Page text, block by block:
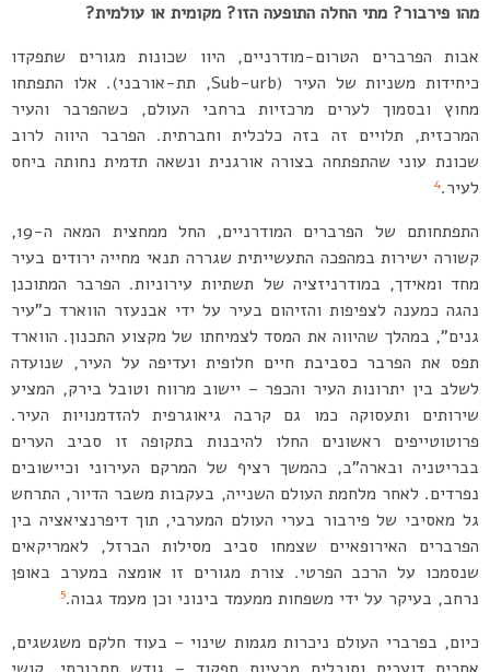
מהו פירבור? מתי החלה התופעה הזו? מקומית או עולמית?
אבות הפרברים הטרום-מודרניים, היוו שכונות מגורים שתפקדו
כיחידות משניות של העיר (Sub-urb, תת-אורבני). אלו התפתחו
מחוץ ובסמוך לערים מרכזיות ברחבי העולם, כשהפרבר והעיר
המרכזית, תלויים זה בזה כלכלית וחברתית. הפרבר היווה לרוב
שכונת עוני שהתפתחה בצורה אורגנית ונשאה תדמית נחותה ביחס
לעיר.4
התפתחותם של הפרברים המודרניים, החל ממחצית המאה ה-19,
קשורה ישירות במהפכה התעשייתית שגררה תנאי מחייה ירודים בעיר
מחד ומאידך, במודרניזציה של תשתיות עירוניות. הפרבר המתוכנן
נהגה כמענה לצפיפות והזיהום בעיר על ידי אבנעזר הווארד כ”עיר
גנים”, במהלך שהיווה את המסד לצמיחתו של מקצוע התכנון. הווארד
תפס את הפרבר כסביבת חיים חלופית ועדיפה על העיר, שנועדה
לשלב בין יתרונות העיר והכפר – יישוב מרווח וטובל בירק, המציע
שירותים ותעסוקה כמו גם קרבה גיאוגרפית להזדמנויות העיר.
פרוטוטייפים ראשונים החלו להיבנות בתקופה זו סביב הערים
בבריטניה ובארה”ב, כהמשך רציף של המרקם העירוני וכיישובים
נפרדים. לאחר מלחמת העולם השנייה, בעקבות משבר הדיור, התרחש
גל מאסיבי של פירבור בערי העולם המערבי, תוך דיפרנציאציה בין
הפרברים האירופאיים שצמחו סביב מסילות הברזל, לאמריקאים
שנסמכו על הרכב הפרטי. צורת מגורים זו אומצה במערב באופן
נרחב, בעיקר על ידי משפחות ממעמד בינוני וכן מעמד גבוה.5
כיום, בפרברי העולם ניכרות מגמות שינוי – בעוד חלקם משגשגים,